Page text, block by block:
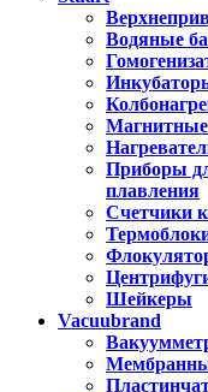
Водяные
Приборы
плавления
Счетчики
Шейкеры
Vacuubrand